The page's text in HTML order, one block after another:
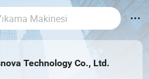
Technology Co., Ltd.